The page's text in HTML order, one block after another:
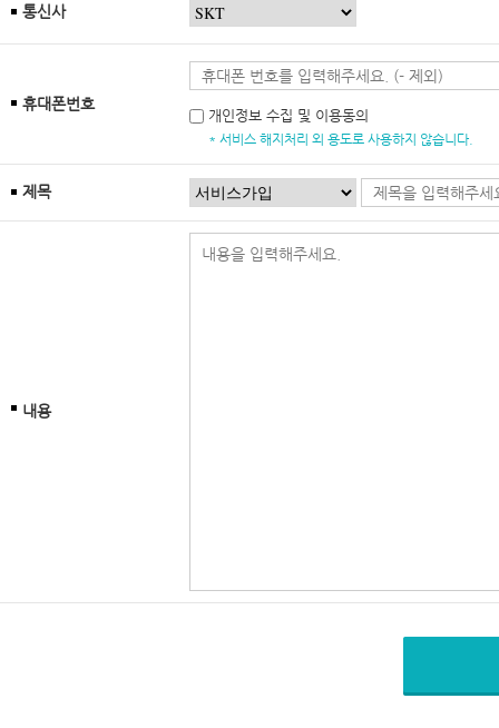
통신사
휴대폰번호
개인정보 수집 및 이용동의
* 서비스 해지처리 외 용도로 사용하지 않습니다.
제목
내용